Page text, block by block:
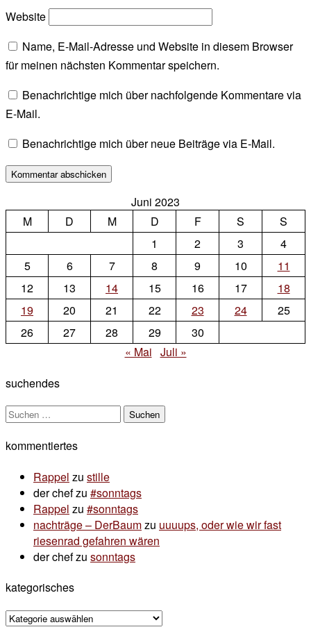
Website
Name, E-Mail-Adresse und Website in diesem Browser
für meinen nächsten Kommentar speichern.
Benachrichtige mich über nachfolgende Kommentare via
E-Mail.
Benachrichtige mich über neue Beiträge via E-Mail.
Juni 2023
M
D M D F S
S
1
2 3
4
5
6 7 8 9 10
11
12
13 14 15 16 17
18
19
20 21 22 23 24
25
26
27 28 29
30
« Mai Juli »
suchendes
Suchen
kommentiertes
Rappel zu stille
der chefzu #sonntags
Rappel zu #sonntags
nachträge – DerBaumzu uuuups, oder wie wir fast
riesenrad gefahren wären
der chefzu sonntags
kategorisches
kategorisches